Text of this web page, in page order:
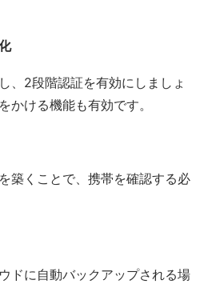
、2段階認証を有効にしましょ
かける機能も有効です。
築くことで、携帯を確認する必
ドに自動バックアップされる場